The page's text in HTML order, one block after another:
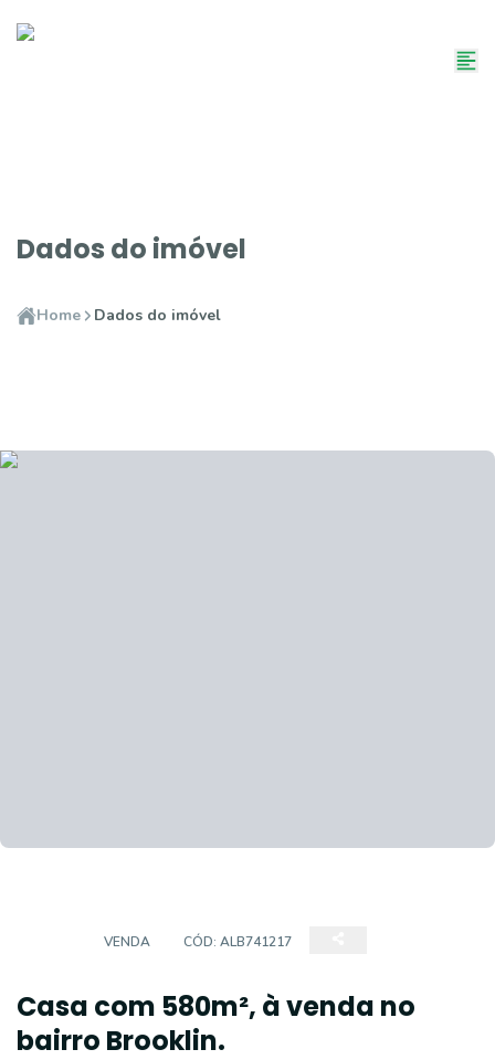
Dados do imóvel
Home Dados do imóvel
VENDA CÓD: ALB741217
Casa com 580m², à venda no
bairro Brooklin.